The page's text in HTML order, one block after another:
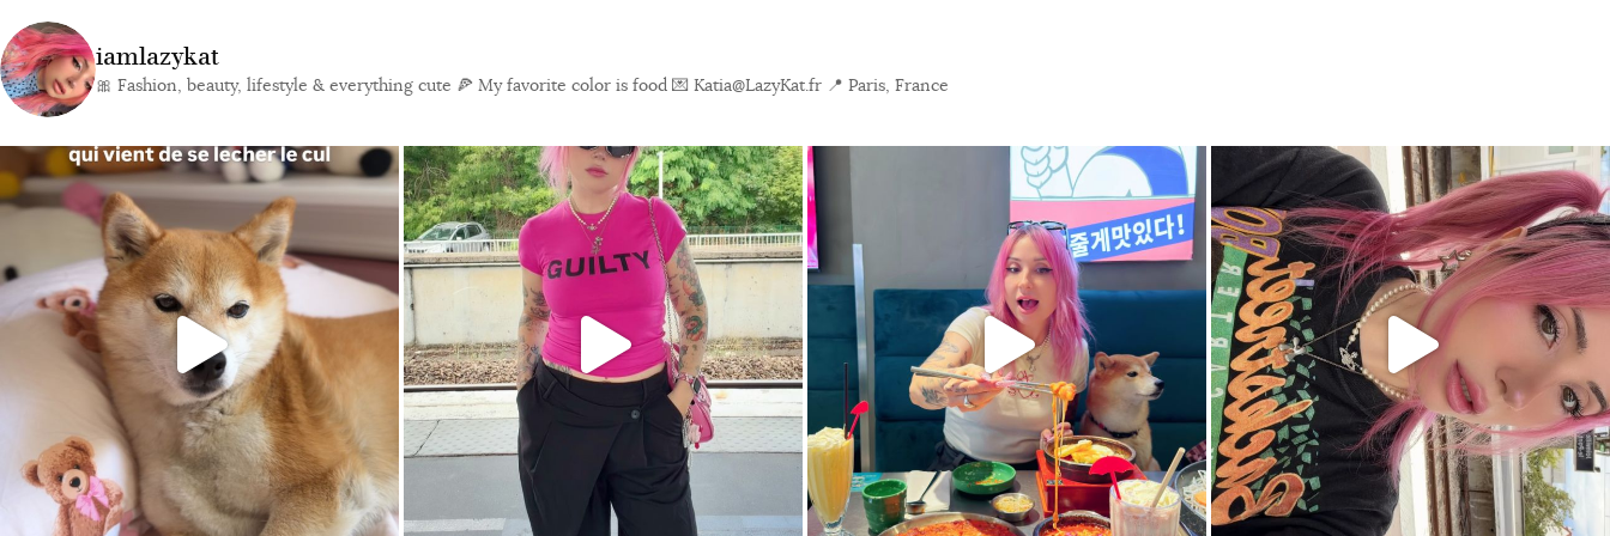
iamlazykat
🎀 Fashion, beauty, lifestyle & everything cute 🍕 My favorite color is food 💌 Katia@LazyKat.fr 📍 Paris, France